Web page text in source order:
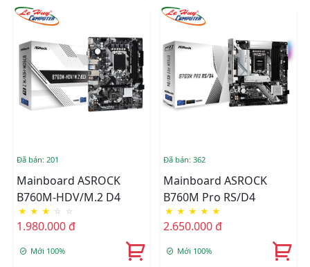
Đã bán: 201
Mainboard ASROCK
B760M-HDV/M.2 D4
★ ★ ★ ☆ ☆
1.980.000 đ
Mới 100%
Đã bán: 362
Mainboard ASROCK
B760M Pro RS/D4
★ ★ ★ ★ ★
2.650.000 đ
Mới 100%